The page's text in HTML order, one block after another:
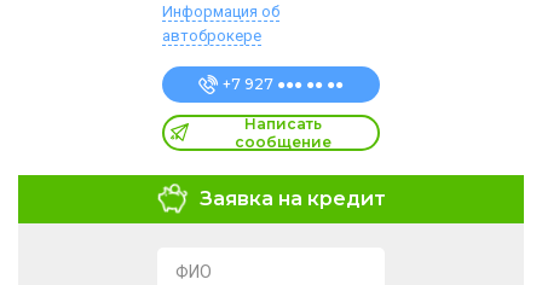
Информация об
автоброкере
+7 927 ●●● ●● ●●
Написать
сообщение
Заявка на кредит
ФИО